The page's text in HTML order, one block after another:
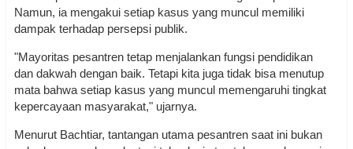
Namun, ia mengakui setiap kasus yang muncul memiliki
dampak terhadap persepsi publik.
"Mayoritas pesantren tetap menjalankan fungsi pendidikan
dan dakwah dengan baik. Tetapi kita juga tidak bisa menutup
mata bahwa setiap kasus yang muncul memengaruhi tingkat
kepercayaan masyarakat," ujarnya.
Menurut Bachtiar, tantangan utama pesantren saat ini bukan